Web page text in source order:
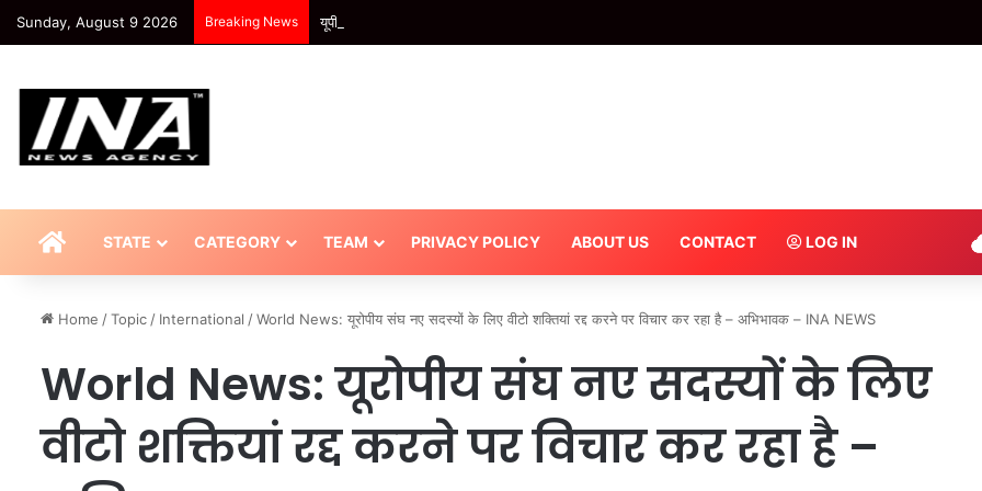
Sunday, August 9 2026 Breaking News यूपी – UP: नर्सरी में डिप्टी वन रेंजर ने लगाए गजब के ठुमके, 31 सेकंड का डांस वीडियो; सोशल मीडिया पर मचा रहा धूम – INA
HOMESTATE CATEGORY TEAM PRIVACY POLICY ABOUT US CONTACT LOG IN
Home /Topic / International /World News: यूरोपीय संघ नए सदस्यों के लिए वीटो शक्तियां रद्द करने पर विचार कर रहा है – अभिभावक – INA NEWS
World News: यूरोपीय संघ नए सदस्यों के लिए
वीटो शक्तियां रद्द करने पर विचार कर रहा है –